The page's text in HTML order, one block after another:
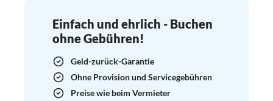
Einfach und ehrlich - Buchen
ohne Gebühren!
Geld-zurück-Garantie
Ohne Provision und Servicegebühren
Preise wie beim Vermieter